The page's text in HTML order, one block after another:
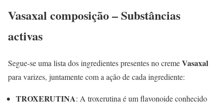
Vasaxal composição – Substâncias
activas
Segue-se uma lista dos ingredientes presentes no cremeVasaxal
para varizes, juntamente com a ação de cada ingrediente:
TROXERUTINA: A troxerutina é um flavonoide conhecido